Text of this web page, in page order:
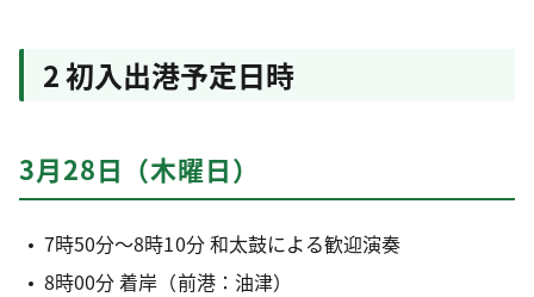
2 初入出港予定日時
3月28日（木曜日）
7時50分～8時10分 和太鼓による歓迎演奏
8時00分 着岸（前港：油津）